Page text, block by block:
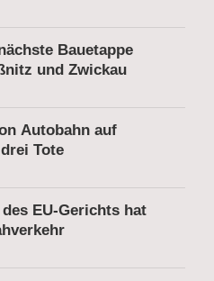
Bauetappe
und Zwickau
Autobahn auf
Tote
EU-Gerichts hat